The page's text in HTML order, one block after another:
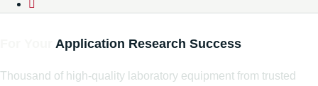
Application Research Success
Thousand of high-quality laboratory equipment from trusted